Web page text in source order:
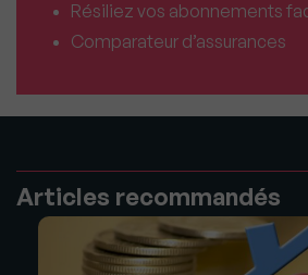
Résiliez vos abonnements
Comparateur d’assurances
Articles recommandés